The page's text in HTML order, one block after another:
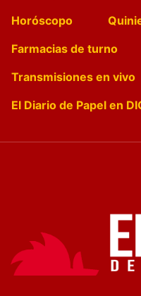
Horóscopo
Farmacias de turno
Transmisiones en vivo
El Diario de Papel en